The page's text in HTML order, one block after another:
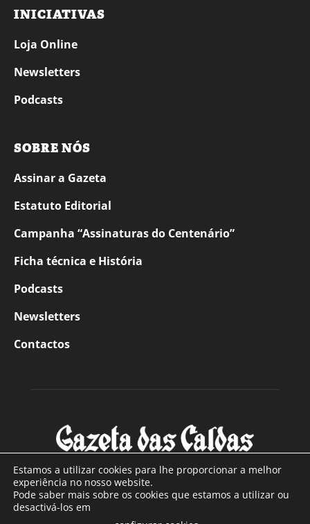
INICIATIVAS
Loja Online
Newsletters
Podcasts
SOBRE NÓS
Assinar a Gazeta
Estatuto Editorial
Campanha “Assinaturas do Centenário”
Ficha técnica e História
Podcasts
Newsletters
Contactos
SOBRE NÓS
Estamos a utilizar cookies para lhe proporcionar a melhor
experiência no nosso website.
Pode saber mais sobre os cookies que estamos a utilizar ou
desactivá-los em